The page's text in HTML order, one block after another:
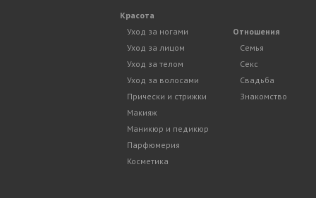
Красота
Уход за ногами
Уход за лицом
Уход за телом
Уход за волосами
Прически и стрижки
Макияж
Маникюр и педикюр
Парфюмерия
Косметика
Отношения
Семья
Секс
Свадьба
Знакомство